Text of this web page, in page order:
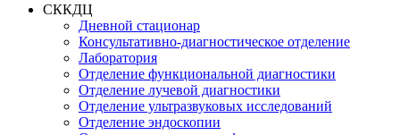
СККДЦ
Дневной стационар
Консультативно-диагностическое отделение
Лаборатория
Отделение функциональной диагностики
Отделение лучевой диагностики
Отделение ультразвуковых исследований
Отделение эндоскопии